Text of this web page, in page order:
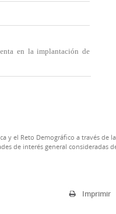
en la implantación de
y el Reto Demográfico a través de la
de interés general consideradas
Imprimir